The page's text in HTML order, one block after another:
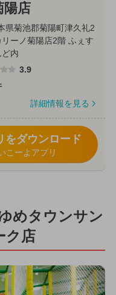
陽店
県菊池郡菊陽町津久礼2
ーノ菊陽店2階 ふぇす
内
3.9
詳細情報を見る
をダウンロード
こーよアプリ
めタウンサン
ク店